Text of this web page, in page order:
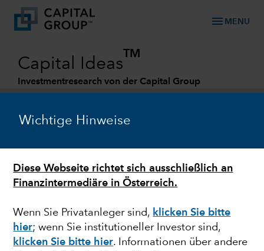
Wichtige Hinweise
Diese Webseite richtet sich ausschließlich an
Finanzintermediäre in Österreich.
Wenn Sie Privatanleger sind, klicken Sie bitte
hier; wenn Sie institutioneller Investor sind,
klicken Sie bitte hier. Informationen über andere
menu MENU
Capital Ideas
TM
Investmentresearch von der Capital Group
ESG